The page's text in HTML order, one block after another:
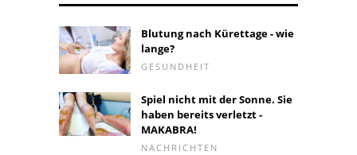
Blutung nach Kürettage - wie
lange?
GESUNDHEIT
Spiel nicht mit der Sonne. Sie
haben bereits verletzt -
MAKABRA!
NACHRICHTEN